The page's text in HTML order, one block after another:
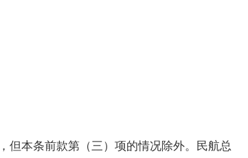
本条前款第（三）项的情况除外。民航总